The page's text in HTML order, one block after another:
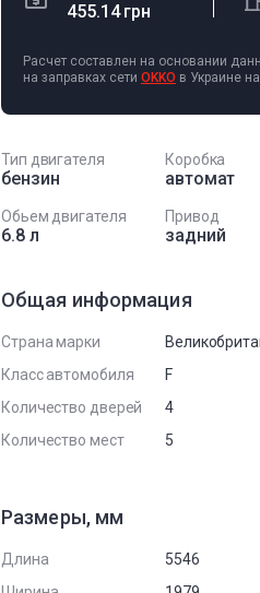
455.14 грн
Расчет составлен на основании
на заправках сети OKKO в Украине
Тип двигателя
бензин
Коробка
автомат
Обьем двигателя
6.8 л
Привод
задний
Общая информация
Страна марки
Класс автомобиля
F
Количество дверей
4
Количество мест
5
Размеры, мм
Длина
5546